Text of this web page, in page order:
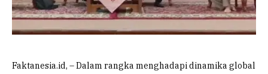
Faktanesia.id, – Dalam rangka menghadapi dinamika global